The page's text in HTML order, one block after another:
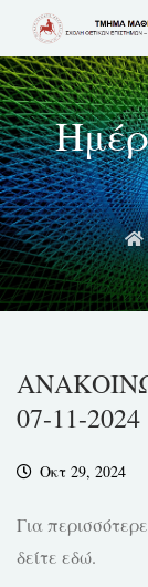
content
07-11-2024
Οκτ 29, 2024
Για
δείτε εδώ.